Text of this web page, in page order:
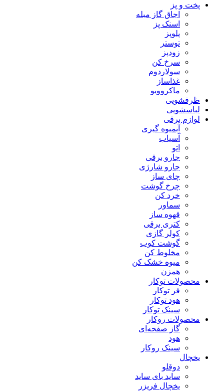
پخت و پز
اجاق گاز مبله
اسنک پز
پلوپز
توستر
زودپز
سرخ کن
سولاردوم
غذاساز
ماکروویو
ظرفشویی
لباسشویی
لوازم برقی
آبمیوه گیری
آسیاب
اتو
جارو برقی
جارو شارژی
چای ساز
چرخ گوشت
خرد کن
سماور
قهوه ساز
کتری برقی
کولر گازی
گوشت کوب
مخلوط کن
میوه خشک کن
همزن
محصولات توکار
فر توکار
هود توکار
سینک توکار
محصولات روکار
گاز صفحه‌ای
هود
سینک روکار
یخچال
دوقلو
ساید بای ساید
یخچال فریزر